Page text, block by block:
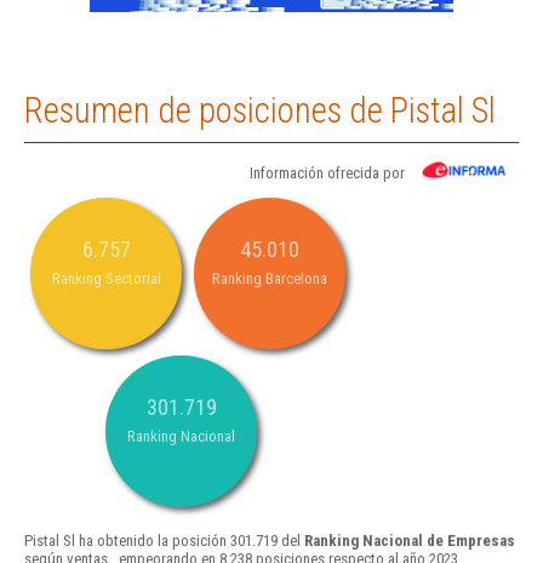
Resumen de posiciones de Pistal Sl
Información ofrecida por
6.757
Ranking Sectorial
45.010
Ranking Barcelona
301.719
Ranking Nacional
Pistal Sl ha obtenido la posición 301.719 del Ranking Nacional de Empresas
según ventas , empeorando en 8.238 posiciones respecto al año 2023.